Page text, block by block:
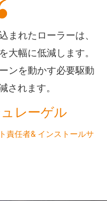
まれたローラーは、
大幅に低減します。
ンを動かす必要駆動
されます。
レーゲル
責任者& インストールサ